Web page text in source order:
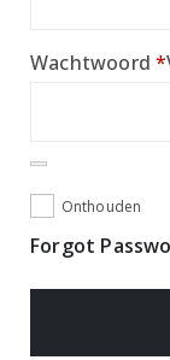
Wachtwoord*
Onthouden
Forgot